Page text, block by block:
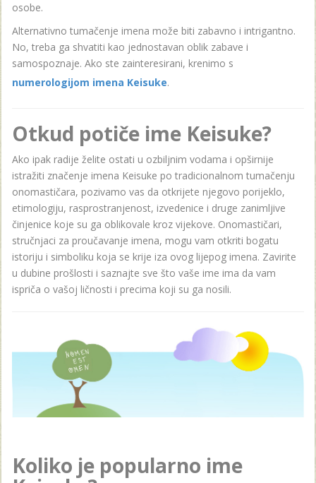
osobe.
Alternativno tumačenje imena može biti zabavno i intrigantno.
No, treba ga shvatiti kao jednostavan oblik zabave i
samospoznaje. Ako ste zainteresirani, krenimo s
numerologijom imena Keisuke.
Otkud potiče ime Keisuke?
Ako ipak radije želite ostati u ozbiljnim vodama i opširnije
istražiti značenje imena Keisuke po tradicionalnom tumačenju
onomastičara, pozivamo vas da otkrijete njegovo porijeklo,
etimologiju, rasprostranjenost, izvedenice i druge zanimljive
činjenice koje su ga oblikovale kroz vijekove. Onomastičari,
stručnjaci za proučavanje imena, mogu vam otkriti bogatu
istoriju i simboliku koja se krije iza ovog lijepog imena. Zavirite
u dubine prošlosti i saznajte sve što vaše ime ima da vam
ispriča o vašoj ličnosti i precima koji su ga nosili.
Koliko je popularno ime